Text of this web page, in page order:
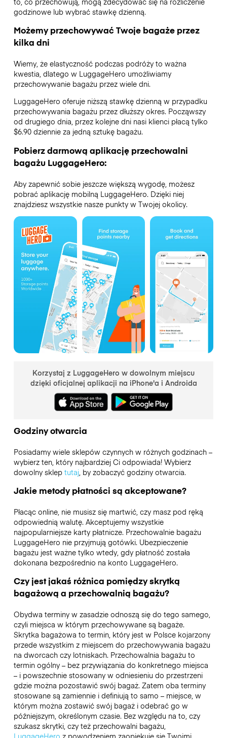
godzinowe lub wybrać stawkę dzienną.
Możemy przechowywać Twoje bagaże przez
kilka dni
Wiemy, że elastyczność podczas podróży to ważna
kwestia, dlatego w LuggageHero umożliwiamy
przechowywanie bagażu przez wiele dni.
LuggageHero oferuje niższą stawkę dzienną w przypadku
przechowywania bagażu przez dłuższy okres. Począwszy
od drugiego dnia, przez kolejne dni nasi klienci płacą tylko
$6.90 dziennie za jedną sztukę bagażu.
Pobierz darmową aplikację przechowalni
bagażu LuggageHero:
Aby zapewnić sobie jeszcze większą wygodę, możesz
pobrać aplikację mobilną LuggageHero. Dzięki niej
znajdziesz wszystkie nasze punkty w Twojej okolicy.
Korzystaj z LuggageHero w dowolnym miejscu
dzięki oficjalnej aplikacji na iPhone'a i Androida
Godziny otwarcia
Posiadamy wiele sklepów czynnych w różnych godzinach –
wybierz ten, który najbardziej Ci odpowiada! Wybierz
dowolny sklep tutaj, by zobaczyć godziny otwarcia.
Jakie metody płatności są akceptowane?
Płacąc online, nie musisz się martwić, czy masz pod ręką
odpowiednią walutę. Akceptujemy wszystkie
najpopularniejsze karty płatnicze. Przechowalnie bagażu
LuggageHero nie przyjmują gotówki. Ubezpieczenie
bagażu jest ważne tylko wtedy, gdy płatność została
dokonana bezpośrednio na konto LuggageHero.
Czy jest jakaś różnica pomiędzy skrytką
bagażową a przechowalnią bagażu?
Obydwa terminy w zasadzie odnoszą się do tego samego,
czyli miejsca w którym przechowywane są bagaże.
Skrytka bagażowa to termin, który jest w Polsce kojarzony
przede wszystkim z miejscem do przechowywania bagażu
na dworcach czy lotniskach. Przechowalnia bagażu to
termin ogólny – bez przywiązania do konkretnego miejsca
– i powszechnie stosowany w odniesieniu do przestrzeni
gdzie można pozostawić swój bagaż. Zatem oba terminy
stosowane są zamiennie i definiują to samo – miejsce, w
którym można zostawić swój bagaż i odebrać go w
późniejszym, określonym czasie. Bez względu na to, czy
szukasz skrytki, czy też przechowalni bagażu,